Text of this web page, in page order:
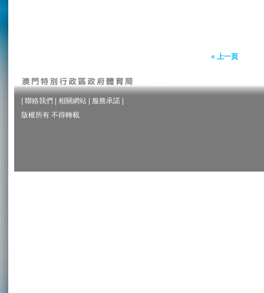
« 上一頁
| 聯絡我們 | 相關網站 | 服務承諾 |
版權所有 不得轉載